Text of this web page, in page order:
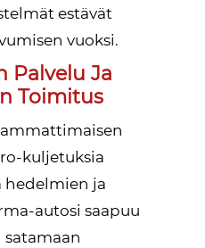
estävät
vuoksi.
Palvelu Ja
Toimitus
kuljetuksia
hedelmien ja
autosi saapuu